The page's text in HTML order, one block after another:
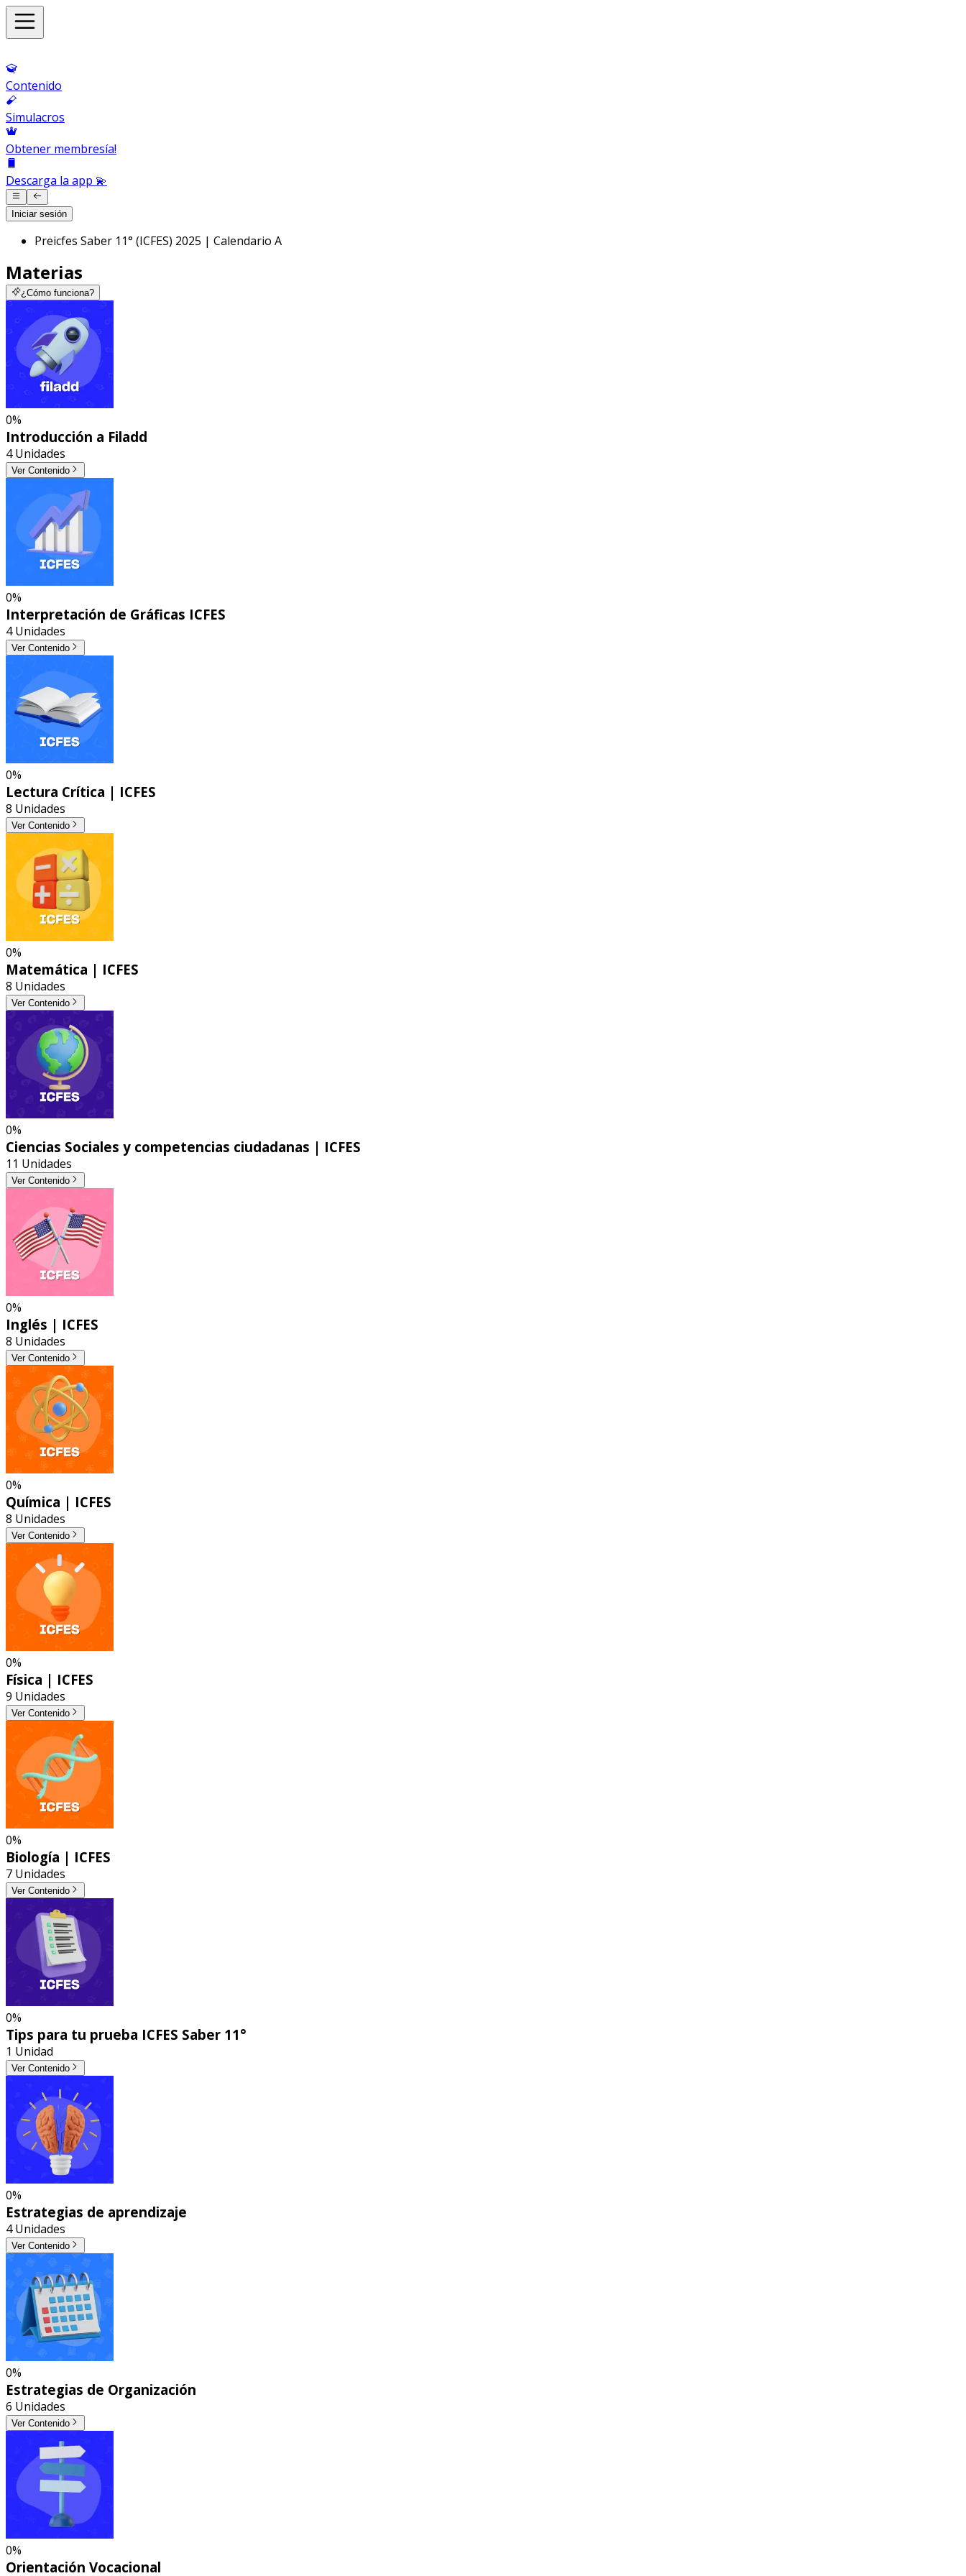
Contenido
Simulacros
Obtener membresía!
Descarga la app 💫
Iniciar sesión
Preicfes Saber 11° (ICFES) 2025 | Calendario A
Materias
¿Cómo funciona?
0%
Introducción a Filadd
4 Unidades
Ver Contenido
0%
Interpretación de Gráficas ICFES
4 Unidades
Ver Contenido
0%
Lectura Crítica | ICFES
8 Unidades
Ver Contenido
0%
Matemática | ICFES
8 Unidades
Ver Contenido
0%
Ciencias Sociales y competencias ciudadanas | ICFES
11 Unidades
Ver Contenido
0%
Inglés | ICFES
8 Unidades
Ver Contenido
0%
Química | ICFES
8 Unidades
Ver Contenido
0%
Física | ICFES
9 Unidades
Ver Contenido
0%
Biología | ICFES
7 Unidades
Ver Contenido
0%
Tips para tu prueba ICFES Saber 11°
1 Unidad
Ver Contenido
0%
Estrategias de aprendizaje
4 Unidades
Ver Contenido
0%
Estrategias de Organización
6 Unidades
Ver Contenido
0%
Orientación Vocacional